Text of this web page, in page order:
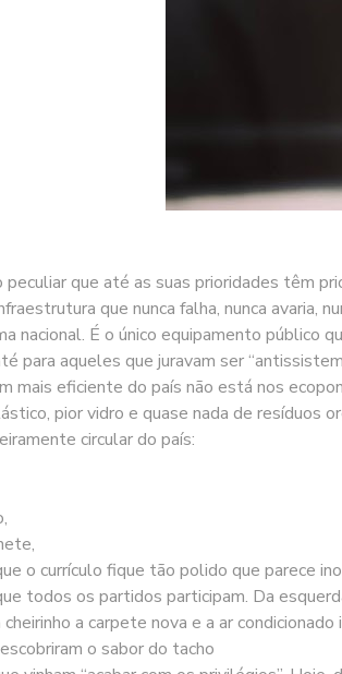
que até as suas prioridades têm
que nunca falha, nunca
nacional. É o único equipamento público
para aqueles que juravam ser
mais eficiente do país não está nos
pior vidro e quase nada de resíduos
circular do país:
o currículo fique tão polido que parece
todos os partidos participam. Da
a carpete nova e a ar
o sabor do tacho